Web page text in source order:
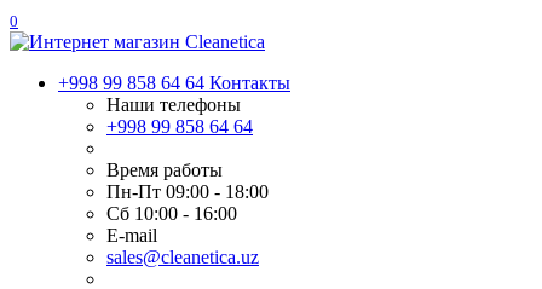
0
+998 99 858 64 64 Контакты
Наши телефоны
+998 99 858 64 64
Время работы
Пн-Пт 09:00 - 18:00
Сб 10:00 - 16:00
E-mail
sales@cleanetica.uz